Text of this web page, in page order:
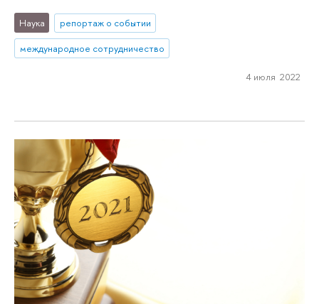
Наука
репортаж о событии
международное сотрудничество
4 июля 2022